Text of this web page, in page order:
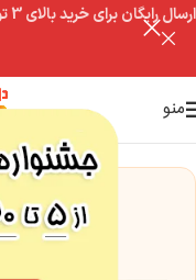
منو
این
اما